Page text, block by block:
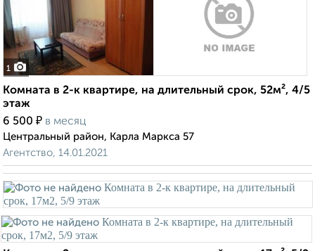
1
Комната в 2-к квартире, на длительный срок, 52м², 4/5
этаж
6 500 ₽ в месяц
Центральный район, Карла Маркса 57
Агентство, 14.01.2021